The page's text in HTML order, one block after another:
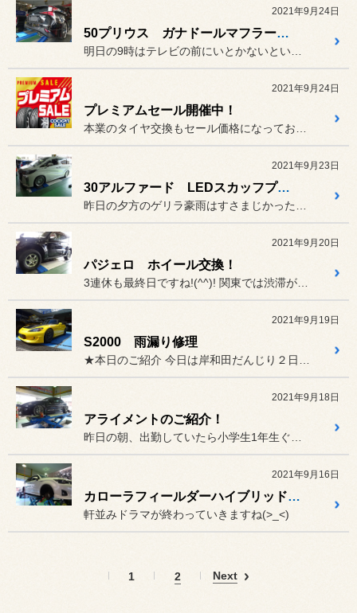
2021年9月24日
50プリウス ガナドールマフラー交換！
2021年9月24日
プレミアムセール開催中！
2021年9月23日
30アルファード LEDスカッフプレート取り付け！
2021年9月20日
パジェロ ホイール交換！
2021年9月19日
S2000 雨漏り修理
2021年9月18日
アライメントのご紹介！
2021年9月16日
カローラフィールダーハイブリッド タイヤ交換！
軒並みドラマが終わっていきますね(>_<)
1 2 Next